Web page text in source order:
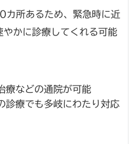
所あるため、緊急時に近
やかに診療してくれる可能
療などの通院が可能
診療でも多岐にわたり対応